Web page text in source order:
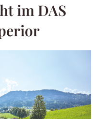
im DAS